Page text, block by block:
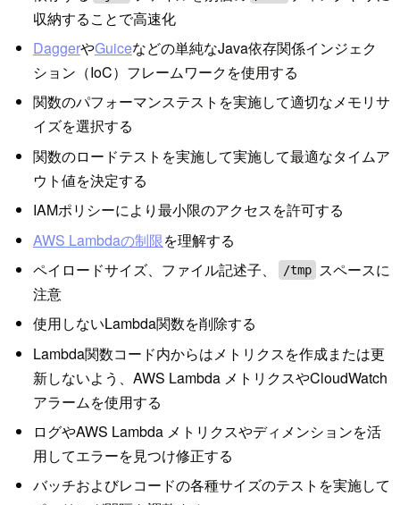
収納することで高速化
DaggerやGuiceなどの単純なJava依存関係インジェク
ション（IoC）フレームワークを使用する
関数のパフォーマンステストを実施して適切なメモリサ
イズを選択する
関数のロードテストを実施して実施して最適なタイムア
ウト値を決定する
IAMポリシーにより最小限のアクセスを許可する
AWS Lambdaの制限を理解する
ペイロードサイズ、ファイル記述子、
/tmp スペースに
注意
使用しないLambda関数を削除する
Lambda関数コード内からはメトリクスを作成または更
新しないよう、AWS Lambda メトリクスやCloudWatch
アラームを使用する
ログやAWS Lambda メトリクスやディメンションを活
用してエラーを見つけ修正する
バッチおよびレコードの各種サイズのテストを実施して